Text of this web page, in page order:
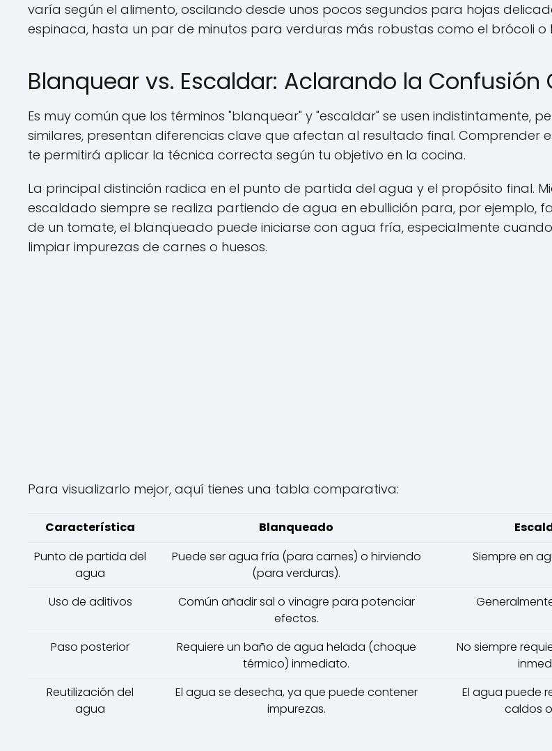
varía según el alimento, oscilando desde unos pocos segundos para hojas
espinaca, hasta un par de minutos para verduras más robustas como el brócoli o
Blanquear vs. Escaldar: Aclarando la Confusión
Es muy común que los términos "blanquear" y "escaldar" se usen indistintamente,
similares, presentan diferencias clave que afectan al resultado final. Comprender
te permitirá aplicar la técnica correcta según tu objetivo en la cocina.
La principal distinción radica en el punto de partida del agua y el propósito final.
escaldado siempre se realiza partiendo de agua en ebullición para, por ejemplo,
de un tomate, el blanqueado puede iniciarse con agua fría, especialmente
limpiar impurezas de carnes o huesos.
Para visualizarlo mejor, aquí tienes una tabla comparativa:
Característica Blanqueado
Punto de partida del
agua
Puede ser agua fría (para carnes) o hirviendo
(para verduras).
Siempre en
Uso de aditivos
Común añadir sal o vinagre para potenciar
efectos.
Paso posterior
Requiere un baño de agua helada (choque
térmico) inmediato.
No siempre
Reutilización del
agua
El agua se desecha, ya que puede contener
impurezas.
El agua puede
caldos